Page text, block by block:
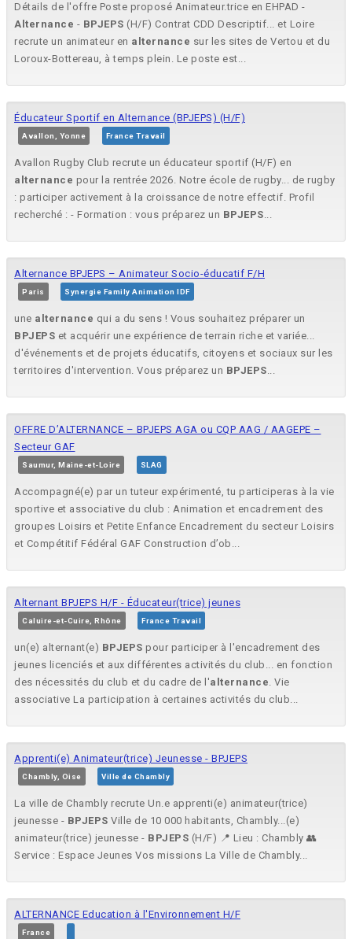
Détails de l'offre Poste proposé Animateur.trice en EHPAD -
Alternance - BPJEPS (H/F) Contrat CDD Descriptif... et Loire
recrute un animateur en alternance sur les sites de Vertou et du
Loroux-Bottereau, à temps plein. Le poste est...
Éducateur Sportif en Alternance (BPJEPS) (H/F)
Avallon, Yonne France Travail
Avallon Rugby Club recrute un éducateur sportif (H/F) en
alternance pour la rentrée 2026. Notre école de rugby... de rugby
: participer activement à la croissance de notre effectif. Profil
recherché : - Formation : vous préparez un BPJEPS...
Alternance BPJEPS – Animateur Socio-éducatif F/H
Paris Synergie Family Animation IDF
une alternance qui a du sens ! Vous souhaitez préparer un
BPJEPS et acquérir une expérience de terrain riche et variée...
d'événements et de projets éducatifs, citoyens et sociaux sur les
territoires d'intervention. Vous préparez un BPJEPS...
OFFRE D’ALTERNANCE – BPJEPS AGA ou CQP AAG / AAGEPE –
Secteur GAF
Saumur, Maine-et-Loire SLAG
Accompagné(e) par un tuteur expérimenté, tu participeras à la vie
sportive et associative du club : Animation et encadrement des
groupes Loisirs et Petite Enfance Encadrement du secteur Loisirs
et Compétitif Fédéral GAF Construction d’ob...
Alternant BPJEPS H/F - Éducateur(trice) jeunes
Caluire-et-Cuire, Rhône France Travail
un(e) alternant(e) BPJEPS pour participer à l'encadrement des
jeunes licenciés et aux différentes activités du club... en fonction
des nécessités du club et du cadre de l'alternance. Vie
associative La participation à certaines activités du club...
Apprenti(e) Animateur(trice) Jeunesse - BPJEPS
Chambly, Oise Ville de Chambly
La ville de Chambly recrute Un.e apprenti(e) animateur(trice)
jeunesse - BPJEPS Ville de 10 000 habitants, Chambly...(e)
animateur(trice) jeunesse - BPJEPS (H/F) 📍 Lieu : Chambly 👥
Service : Espace Jeunes Vos missions La Ville de Chambly...
ALTERNANCE Education à l'Environnement H/F
France